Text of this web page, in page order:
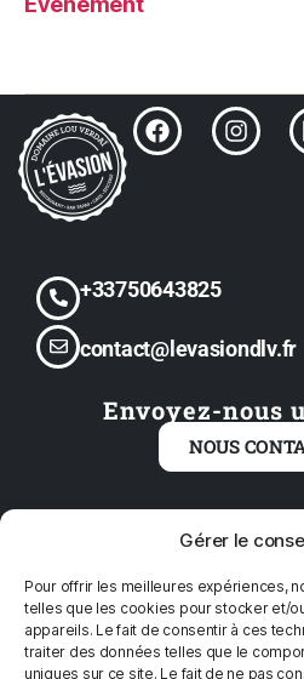
Gérer le
Pour offrir les meilleures expériences,
telles que les cookies pour stocker et/
appareils. Le fait de consentir à ces
traiter des données telles que le
uniques sur ce site. Le fait de ne pas
+33750643825
contact@levasiondlv.fr
Envoyez-nous
NOUS
31120 ROQUES, France